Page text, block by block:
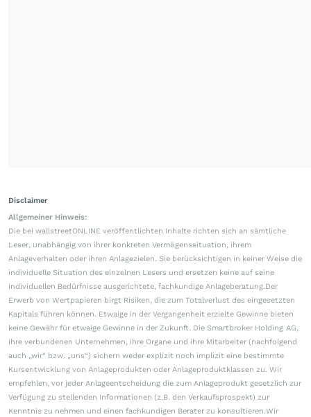
Disclaimer
Allgemeiner Hinweis:
Die bei wallstreetONLINE veröffentlichten Inhalte richten sich an sämtliche
Leser, unabhängig von ihrer konkreten Vermögenssituation, ihrem
Anlageverhalten oder ihren Anlagezielen. Sie berücksichtigen in keiner Weise die
individuelle Situation des einzelnen Lesers und ersetzen keine auf seine
individuellen Bedürfnisse ausgerichtete, fachkundige Anlageberatung.Der
Erwerb von Wertpapieren birgt Risiken, die zum Totalverlust des eingesetzten
Kapitals führen können. Etwaige in der Vergangenheit erzielte Gewinne bieten
keine Gewähr für etwaige Gewinne in der Zukunft. Die Smartbroker Holding AG,
ihre verbundenen Unternehmen, ihre Organe und ihre Mitarbeiter (nachfolgend
auch „wir“ bzw. „uns“) sichern weder explizit noch implizit eine bestimmte
Kursentwicklung von Anlageprodukten oder Anlageproduktklassen zu. Wir
empfehlen, vor jeder Anlageentscheidung die zum Anlageprodukt gesetzlich zur
Verfügung zu stellenden Informationen (z.B. den Verkaufsprospekt) zur
Kenntnis zu nehmen und einen fachkundigen Berater zu konsultieren.Wir